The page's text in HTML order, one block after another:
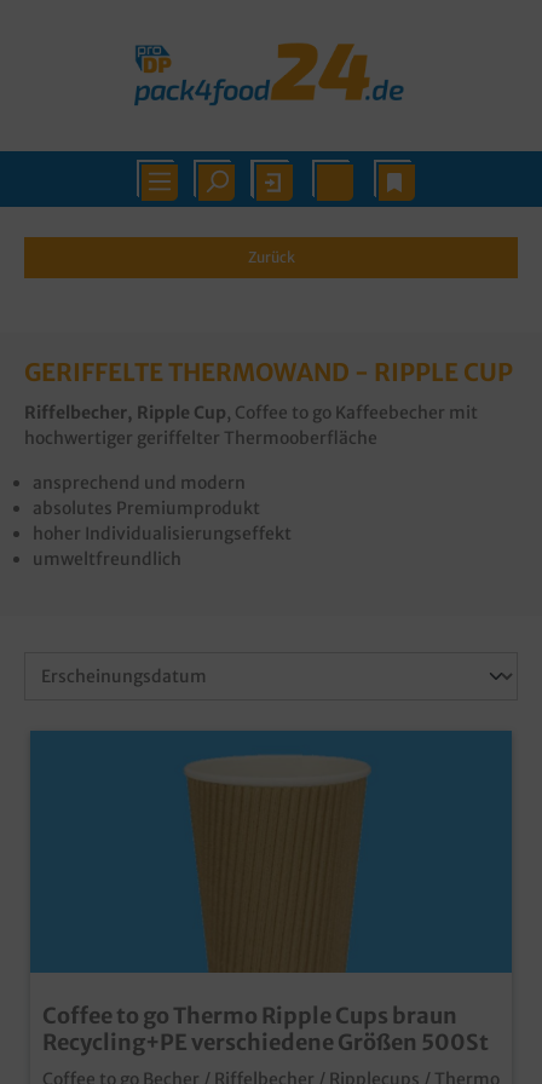
Zurück
GERIFFELTE THERMOWAND - RIPPLE CUP
Riffelbecher, Ripple Cup, Coffee to go Kaffeebecher mit
hochwertiger geriffelter Thermooberfläche
ansprechend und modern
absolutes Premiumprodukt
hoher Individualisierungseffekt
umweltfreundlich
Coffee to go Thermo Ripple Cups braun
Recycling+PE verschiedene Größen 500St
Coffee to go Becher / Riffelbecher / Ripplecups / Thermo